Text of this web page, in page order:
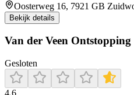
Oosterweg 16, 7921 GB
Bekijk details
Van der Veen Ontstopping
Gesloten